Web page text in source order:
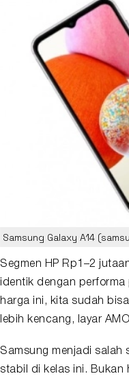
Samsung Galaxy A14
Segmen HP Rp1–2
identik dengan
harga ini, kita sudah
lebih kencang, layar
Samsung
menjadi salah
stabil di kelas ini. Bukan